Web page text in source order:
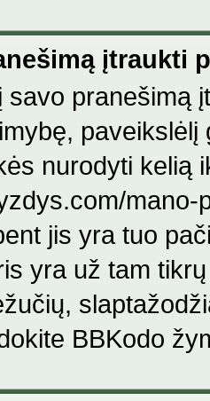
įtraukti
savo pranešimą
nurodyti kelią
jis yra tuo
yra už tam
BBKodo